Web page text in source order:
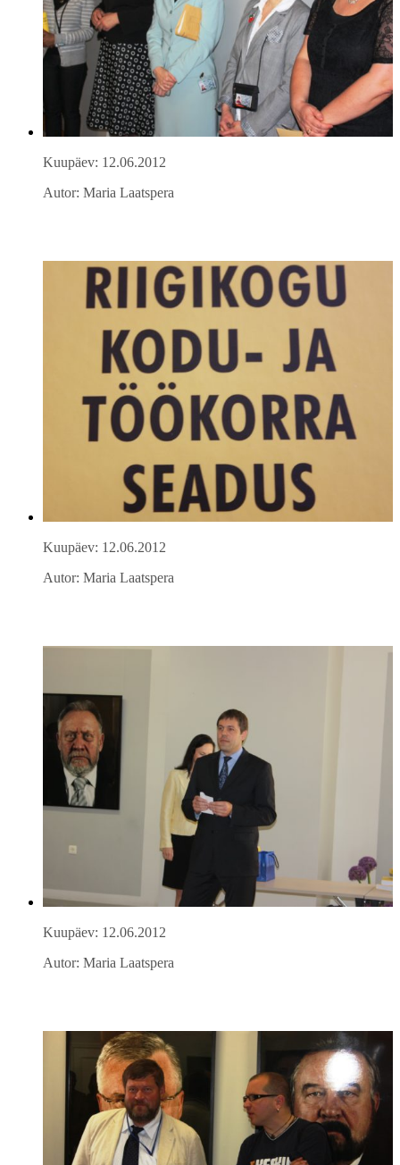
Kuupäev: 12.06.2012
Autor: Maria Laatspera
Kuupäev: 12.06.2012
Autor: Maria Laatspera
Kuupäev: 12.06.2012
Autor: Maria Laatspera